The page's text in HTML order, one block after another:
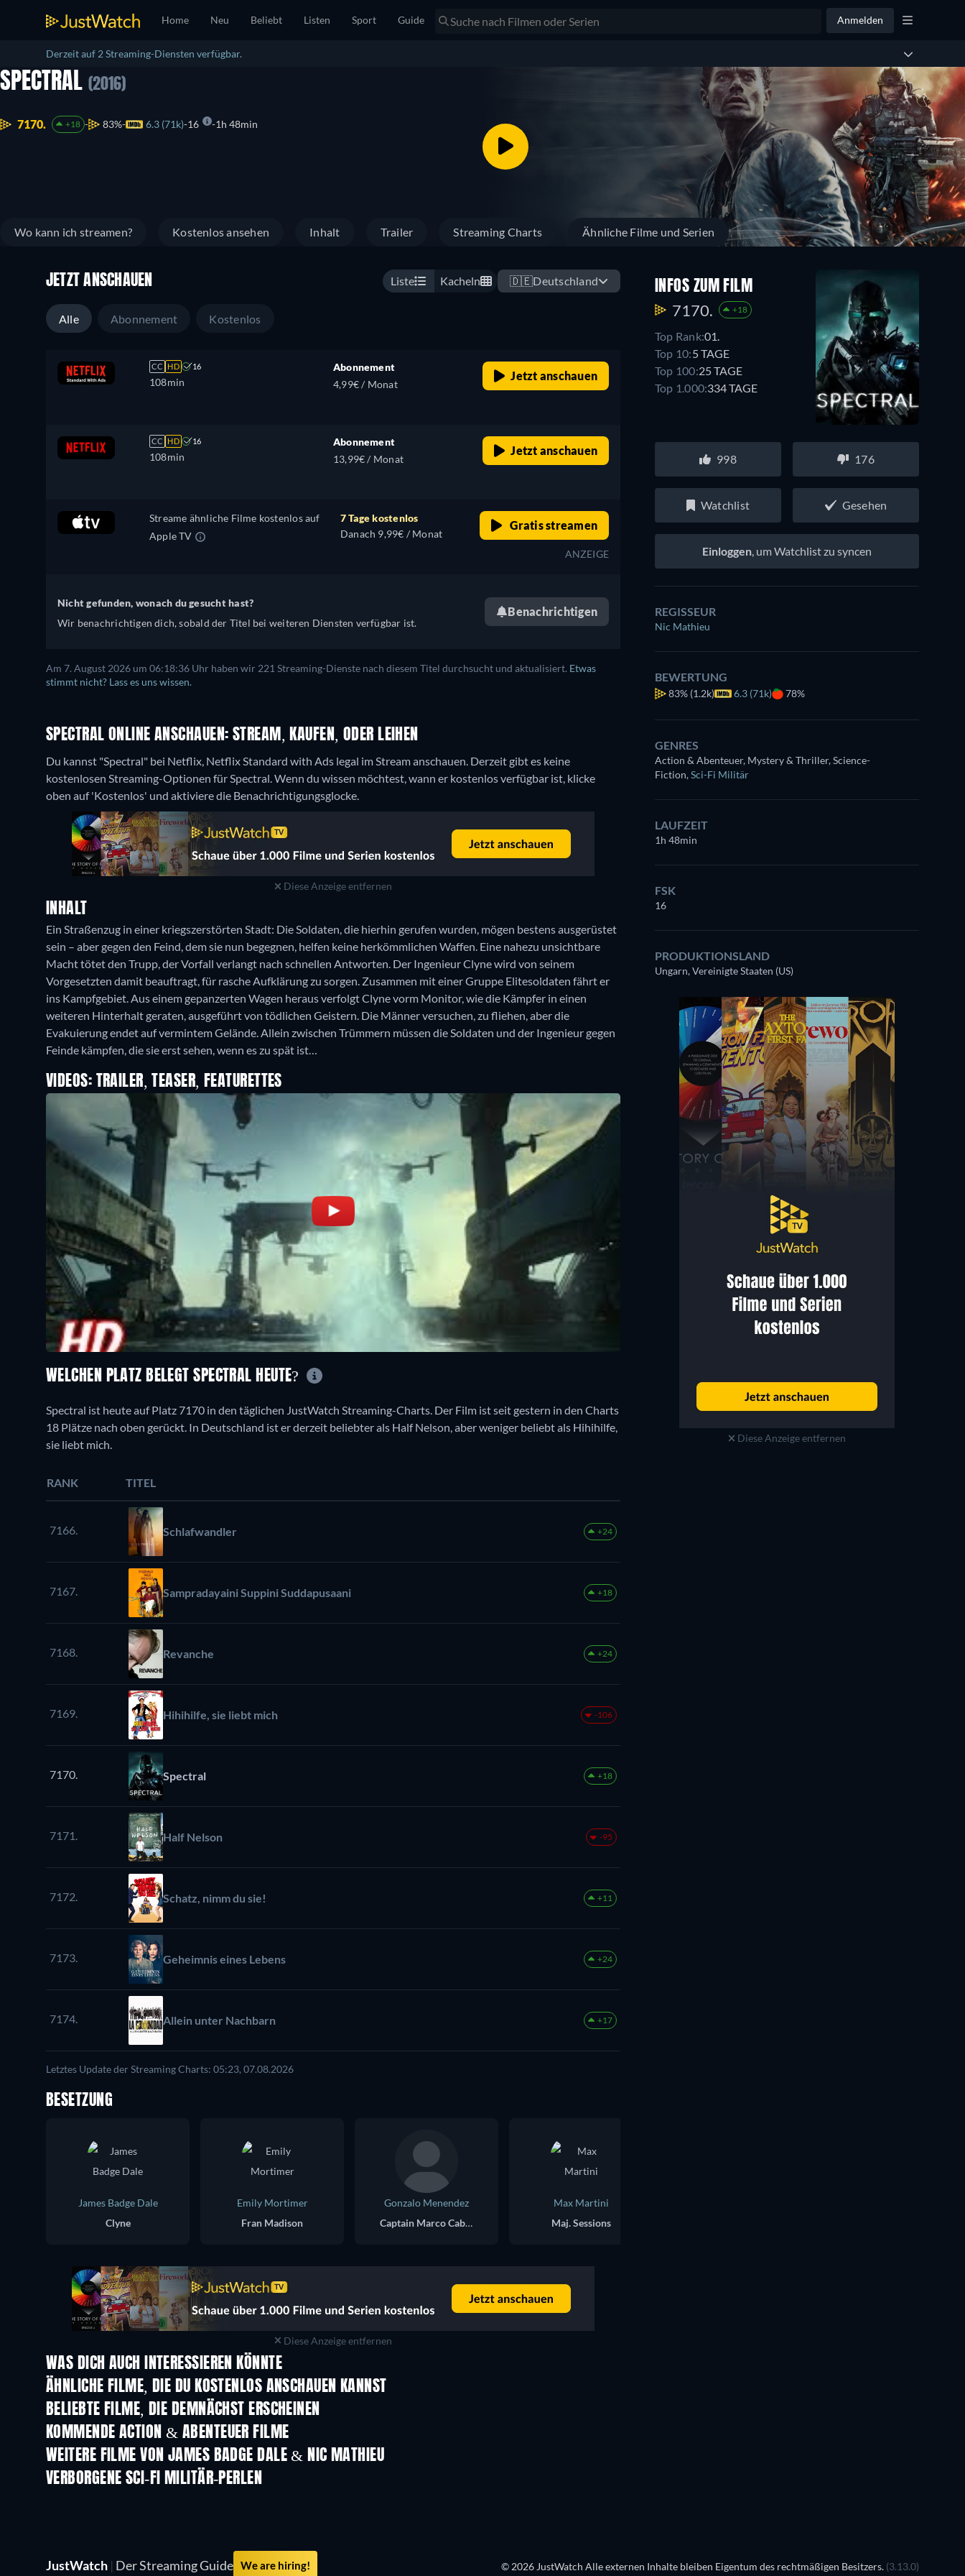
Home Neu Beliebt Listen Sport Guide Anmelden
Derzeit auf 2 Streaming-Diensten verfügbar.
SPECTRAL (2016)
7170. +18 83% 6.3 (71k) 16 1h 48min
Wo kann ich streamen? Kostenlos ansehen Inhalt Trailer Streaming Charts Ähnliche Filme und Serien
JETZT ANSCHAUEN Liste Kacheln 🇩🇪Deutschland
Alle Abonnement Kostenlos
CC HD 16
108min
Abonnement
4,99€ / Monat
Jetzt anschauen
CC HD 16
108min
Abonnement
13,99€ / Monat
Jetzt anschauen
Streame ähnliche Filme kostenlos auf
Apple TV
7 Tage kostenlos
Danach 9,99€ / Monat
Gratis streamen
ANZEIGE
Nicht gefunden, wonach du gesucht hast?
Wir benachrichtigen dich, sobald der Titel bei weiteren Diensten verfügbar ist.
Benachrichtigen
Am 7. August 2026 um 06:18:36 Uhr haben wir 221 Streaming-Dienste nach diesem Titel durchsucht und aktualisiert. Etwas
stimmt nicht? Lass es uns wissen.
SPECTRAL ONLINE ANSCHAUEN: STREAM, KAUFEN, ODER LEIHEN
Du kannst "Spectral" bei Netflix, Netflix Standard with Ads legal im Stream anschauen. Derzeit gibt es keine
kostenlosen Streaming-Optionen für Spectral. Wenn du wissen möchtest, wann er kostenlos verfügbar ist, klicke
oben auf 'Kostenlos' und aktiviere die Benachrichtigungsglocke.
Diese Anzeige entfernen
INHALT
Ein Straßenzug in einer kriegszerstörten Stadt: Die Soldaten, die hierhin gerufen wurden, mögen bestens ausgerüstet
sein – aber gegen den Feind, dem sie nun begegnen, helfen keine herkömmlichen Waffen. Eine nahezu unsichtbare
Macht tötet den Trupp, der Vorfall verlangt nach schnellen Antworten. Der Ingenieur Clyne wird von seinem
Vorgesetzten damit beauftragt, für rasche Aufklärung zu sorgen. Zusammen mit einer Gruppe Elitesoldaten fährt er
ins Kampfgebiet. Aus einem gepanzerten Wagen heraus verfolgt Clyne vorm Monitor, wie die Kämpfer in einen
weiteren Hinterhalt geraten, ausgeführt von tödlichen Geistern. Die Männer versuchen, zu fliehen, aber die
Evakuierung endet auf vermintem Gelände. Allein zwischen Trümmern müssen die Soldaten und der Ingenieur gegen
Feinde kämpfen, die sie erst sehen, wenn es zu spät ist…
VIDEOS: TRAILER, TEASER, FEATURETTES
INFOS ZUM FILM
7170. +18
Top Rank:01.
Top 10:5 TAGE
Top 100:25 TAGE
Top 1.000:334 TAGE
998 176
Watchlist Gesehen
Einloggen, um Watchlist zu syncen
REGISSEUR
Nic Mathieu
BEWERTUNG
83% (1.2k) 6.3 (71k) 78%
GENRES
Action & Abenteuer, Mystery & Thriller, Science-
Fiction,Sci-Fi Militär
LAUFZEIT
1h 48min
FSK
16
PRODUKTIONSLAND
Ungarn, Vereinigte Staaten (US)
Diese Anzeige entfernen
WELCHEN PLATZ BELEGT SPECTRAL HEUTE?
Spectral ist heute auf Platz 7170 in den täglichen JustWatch Streaming-Charts. Der Film ist seit gestern in den Charts
18 Plätze nach oben gerückt. In Deutschland ist er derzeit beliebter als Half Nelson, aber weniger beliebt als Hihihilfe,
sie liebt mich.
RANK TITEL
7166. Schlafwandler +24
7167. Sampradayaini Suppini Suddapusaani +18
7168. Revanche +24
7169. Hihihilfe, sie liebt mich -106
7170. Spectral +18
7171. Half Nelson -95
7172. Schatz, nimm du sie! +11
7173. Geheimnis eines Lebens +24
7174. Allein unter Nachbarn +17
Letztes Update der Streaming Charts: 05:23, 07.08.2026
BESETZUNG
James Badge Dale
Clyne
Emily Mortimer
Fran Madison
Gonzalo Menendez
Captain Marco Cabrera
Max Martini
Maj. Sessions
Diese Anzeige entfernen
WAS DICH AUCH INTERESSIEREN KÖNNTE
ÄHNLICHE FILME, DIE DU KOSTENLOS ANSCHAUEN KANNST
BELIEBTE FILME, DIE DEMNÄCHST ERSCHEINEN
KOMMENDE ACTION & ABENTEUER FILME
WEITERE FILME VON JAMES BADGE DALE & NIC MATHIEU
VERBORGENE SCI-FI MILITÄR-PERLEN
Serie
JustWatch | Der Streaming Guide We are hiring! © 2026 JustWatch Alle externen Inhalte bleiben Eigentum des rechtmäßigen Besitzers. (3.13.0)